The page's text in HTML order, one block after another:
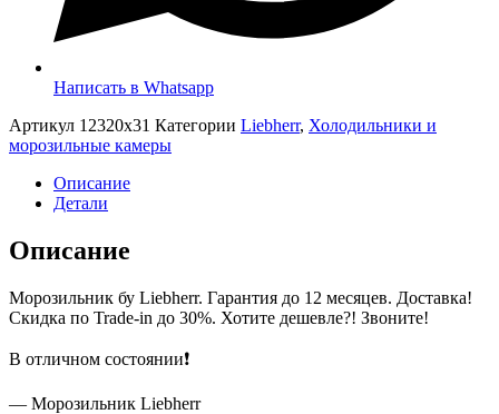
Написать в Whatsapp
Артикул 12320x31 Категории Liebherr, Холодильники и
морозильные камеры
Описание
Детали
Описание
Морозильник бу Liebherr. Гарантия до 12 месяцев. Доставка!
Скидка по Trade-in до 30%. Хотите дешевле?! Звоните!
В отличном состоянии❗
— Морозильник Liebherr